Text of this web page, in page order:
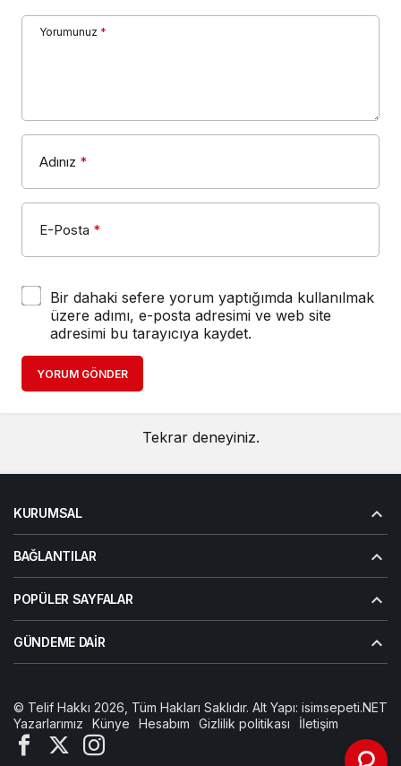
Yorumunuz *
Adınız *
E-Posta *
Bir dahaki sefere yorum yaptığımda kullanılmak
üzere adımı, e-posta adresimi ve web site
adresimi bu tarayıcıya kaydet.
YORUM GÖNDER
Tekrar deneyiniz.
KURUMSAL
BAĞLANTILAR
POPÜLER SAYFALAR
GÜNDEME DAIR
© Telif Hakkı 2026, Tüm Hakları Saklıdır. Alt Yapı: isimsepeti.NET
Yazarlarımız
Künye Hesabım Gizlilik politikası İletişim